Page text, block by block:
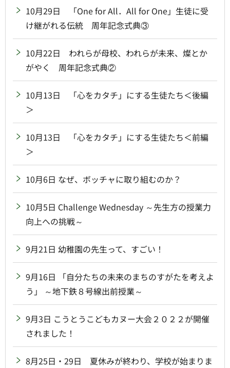
10月29日 「One for All．All for One」生徒に受
け継がれる伝統 周年記念式典③
10月22日 われらが母校、われらが未来、燦とか
がやく 周年記念式典②
10月13日 「心をカタチ」にする生徒たち＜後編
＞
10月13日 「心をカタチ」にする生徒たち＜前編
＞
10月6日 なぜ、ボッチャに取り組むのか？
10月5日 Challenge Wednesday ～先生方の授業力
向上への挑戦～
9月21日 幼稚園の先生って、すごい！
9月16日 「自分たちの未来のまちのすがたを考えよ
う」 ～地下鉄８号線出前授業～
9月3日 こうとうこどもカヌー大会２０２２が開催
されました！
8月25日・29日 夏休みが終わり、学校が始まりま